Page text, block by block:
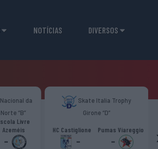
NOTÍCIAS DIVERSOS
da
“B”
Livre
Azeméis
-
Skate Italia Trophy
Girone “D”
HC Castiglione
-
Pumas Viareggio
-